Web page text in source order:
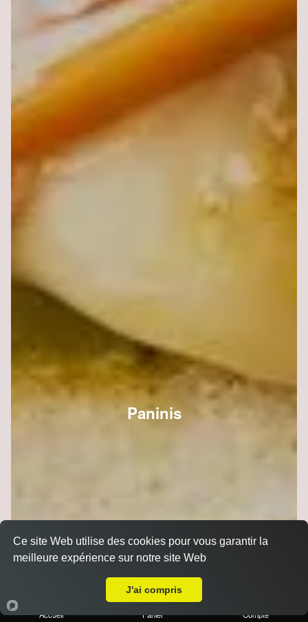
Paninis
Accueil Panier Compte
Ce site Web utilise des cookies pour vous garantir la
meilleure expérience sur notre site Web
J'ai compris